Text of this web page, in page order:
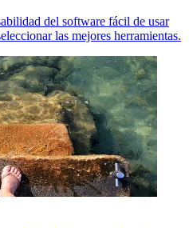
del software fácil de usar
las mejores herramientas.